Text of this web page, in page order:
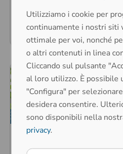
dottorato industriale
Per saperne di più
Gestione energetica
Utilizziamo i cookie per
continuamente i nostri siti
ottimale per voi, nonché
o altri contenuti in linea
Cliccando sul pulsante
al loro utilizzo. È possibile
"Configura" per
desidera consentire.
sono disponibili nella
privacy.